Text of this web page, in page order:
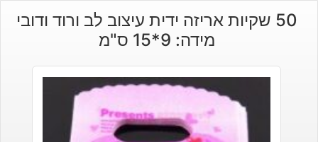
50 שקיות אריזה ידית עיצוב לב ורוד ודובי
מידה: 9*15 ס"מ